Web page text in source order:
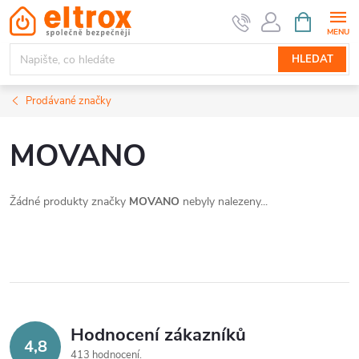
Přejít
na
obsah
HLEDAT
NÁKUPNÍ
KOŠÍK
Prodávané značky
MOVANO
Žádné produkty značky MOVANO nebyly nalezeny...
4,8 Hodnocení zákazníků
413 hodnocení